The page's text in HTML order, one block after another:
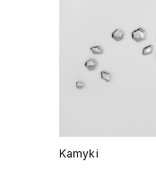
Kamyki